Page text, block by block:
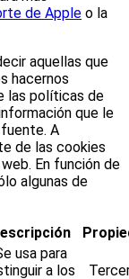
de Apple o la
aquellas que
hacernos
las políticas de
que le
A
de las cookies
En función de
algunas de
usa para
a los